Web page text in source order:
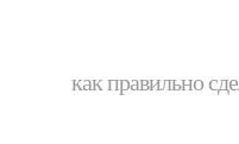
как правильно